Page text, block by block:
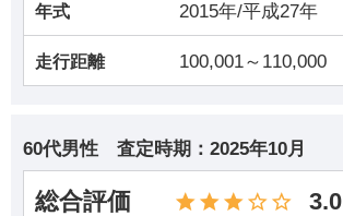
年式 2015年/平成27年
走行距離 100,001～110,000
60代男性 査定時期： 2025年10月
総合評価 3.0